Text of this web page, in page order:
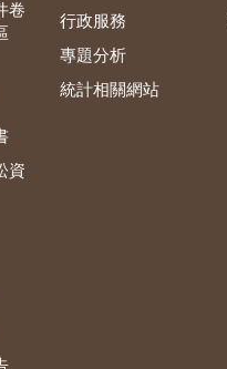
卷
資
行政服務
專題分析
統計相關網站